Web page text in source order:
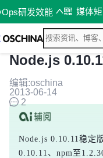
研发效能 媒体
Node.js
编辑:oschina
2013-06-14
2
Node.js 0.10.11稳定
0.10.11、npm至